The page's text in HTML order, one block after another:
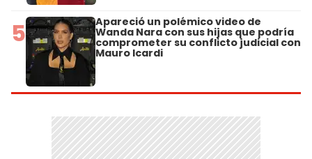
5 Apareció un polémico video de
Wanda Nara con sus hijas que podría
comprometer su conflicto judicial con
Mauro Icardi